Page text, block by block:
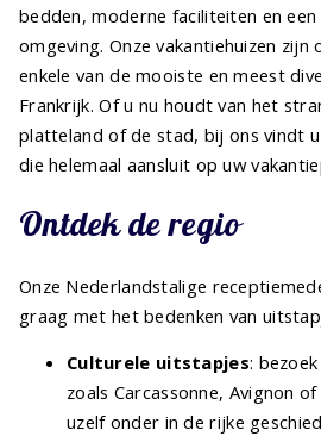
bedden, moderne faciliteiten en
omgeving. Onze vakantiehuizen zijn
enkele van de mooiste en meest
Frankrijk. Of u nu houdt van het
platteland of de stad, bij ons vindt
die helemaal aansluit op uw
Ontdek de regio
Onze Nederlandstalige
graag met het bedenken van
Culturele uitstapjes:
zoals Carcassonne, Avignon
uzelf onder in de rijke